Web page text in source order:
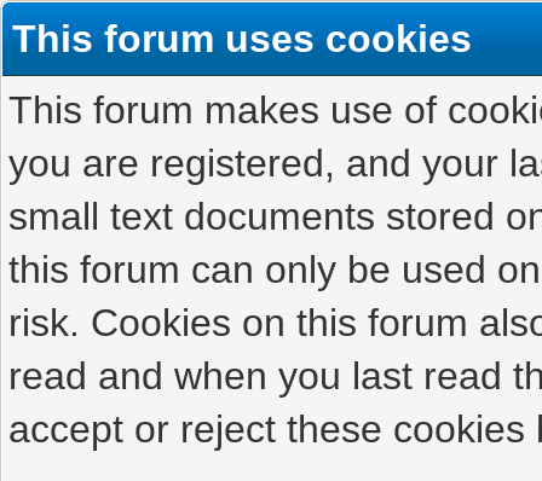
This forum uses cookies
This forum makes use of
you are registered, and your
small text documents stored
this forum can only be used
risk. Cookies on this forum
read and when you last read
accept or reject these cookies